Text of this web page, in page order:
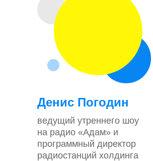
Денис Погодин
ведущий утреннего шоу
на радио «Адам» и
программный директор
радиостанций холдинга